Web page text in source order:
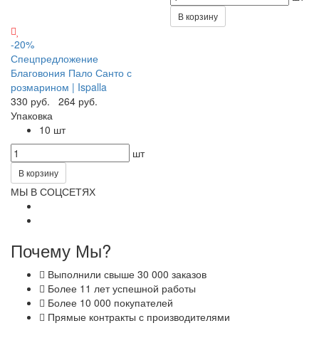
В корзину
-20%
Спецпредложение
Благовония Пало Санто с
розмарином | Ispalla
330 руб.
264 руб.
Упаковка
10 шт
шт
В корзину
МЫ В СОЦСЕТЯХ
Почему Мы?
Выполнили свыше 30 000 заказов
Более 11 лет успешной работы
Более 10 000 покупателей
Прямые контракты с производителями